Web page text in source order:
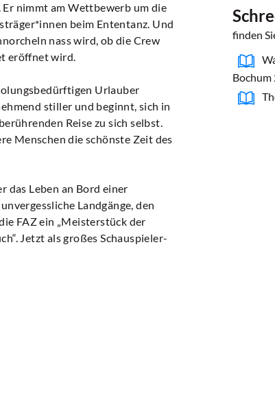
nimmt am Wettbewerb um die
beim Ententanz. Und
nass wird, ob die Crew
eröffnet wird.
Urlauber
stiller und beginnt, sich in
Reise zu sich selbst.
Menschen die schönste Zeit des
das Leben an Bord einer
Landgänge, den
FAZ ein „Meisterstück der
Jetzt als großes Schauspieler-
finden
Bochum